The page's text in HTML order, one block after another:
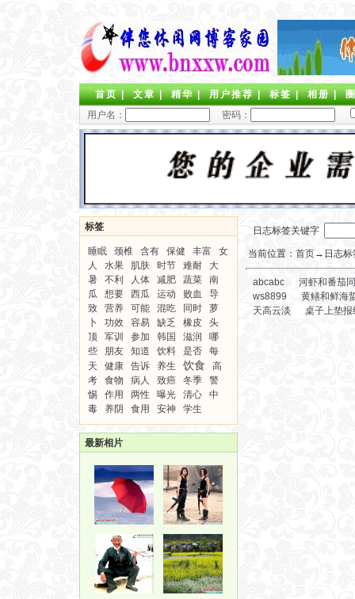
首页|文章|精华|用户推荐|标签|相册|
用户名：
密码：
标签
睡眠 颈椎 含有 保健 丰富
女
人
水果 肌肤 时节 难耐
大
暑
不利 人体 减肥 蔬菜
南
瓜
想要 西瓜 运动 败血
导
致
营养 可能 混吃 同时
萝
卜
功效 容易 缺乏 橡皮
头
顶
军训 参加 韩国 滋润
哪
些
朋友 知道 饮料 是否
每
天
健康 告诉 养生 饮食
高
考
食物 病人 致癌 冬季
警
惕
作用 两性 曝光 清心
中
毒
养阴 食用 安神 学生
最新相片
日志标签关键字
当前位置： 首页→日志标
abcabc
河虾和番茄
ws8899
黄鳝和鲜海
天高云淡
桌子上垫